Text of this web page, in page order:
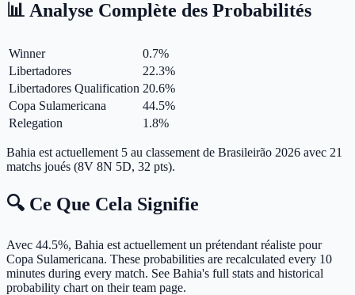
📊 Analyse Complète des Probabilités
Winner 0.7%
Libertadores
22.3%
Libertadores Qualification 20.6%
Copa Sulamericana
44.5%
Relegation
1.8%
Bahia est actuellement 5 au classement de Brasileirão 2026 avec 21
matchs joués (8V 8N 5D, 32 pts).
🔍 Ce Que Cela Signifie
Avec 44.5%, Bahia est actuellement un prétendant réaliste pour
Copa Sulamericana. These probabilities are recalculated every 10
minutes during every match. See Bahia's full stats and historical
probability chart on their team page.